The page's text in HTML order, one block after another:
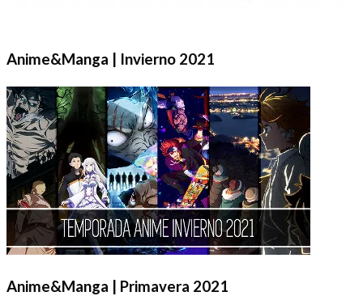
Anime&Manga | Invierno 2021
Anime&Manga | Primavera 2021